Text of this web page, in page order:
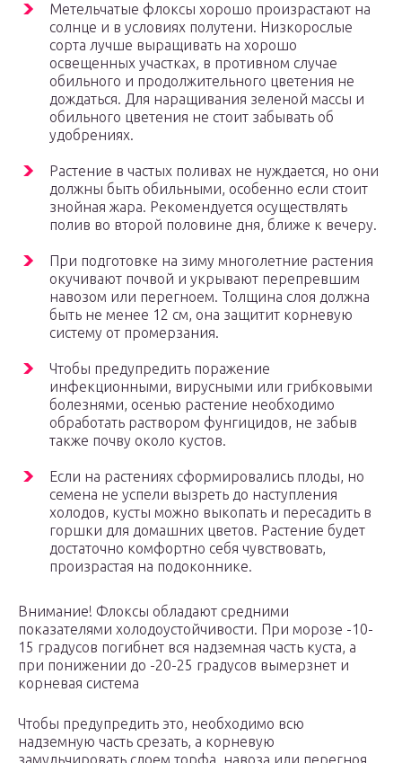
Метельчатые флоксы хорошо произрастают на
солнце и в условиях полутени. Низкорослые
сорта лучше выращивать на хорошо
освещенных участках, в противном случае
обильного и продолжительного цветения не
дождаться. Для наращивания зеленой массы и
обильного цветения не стоит забывать об
удобрениях.
Растение в частых поливах не нуждается, но они
должны быть обильными, особенно если стоит
знойная жара. Рекомендуется осуществлять
полив во второй половине дня, ближе к вечеру.
При подготовке на зиму многолетние растения
окучивают почвой и укрывают перепревшим
навозом или перегноем. Толщина слоя должна
быть не менее 12 см, она защитит корневую
систему от промерзания.
Чтобы предупредить поражение
инфекционными, вирусными или грибковыми
болезнями, осенью растение необходимо
обработать раствором фунгицидов, не забыв
также почву около кустов.
Если на растениях сформировались плоды, но
семена не успели вызреть до наступления
холодов, кусты можно выкопать и пересадить в
горшки для домашних цветов. Растение будет
достаточно комфортно себя чувствовать,
произрастая на подоконнике.
Внимание! Флоксы обладают средними
показателями холодоустойчивости. При морозе -10-
15 градусов погибнет вся надземная часть куста, а
при понижении до -20-25 градусов вымерзнет и
корневая система
Чтобы предупредить это, необходимо всю
надземную часть срезать, а корневую
замульчировать слоем торфа, навоза или перегноя.